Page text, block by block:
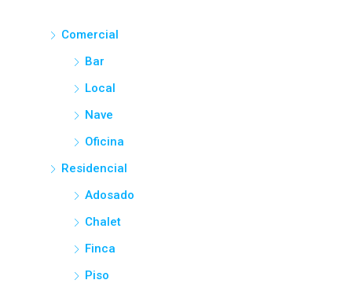
Comercial
Bar
Local
Nave
Oficina
Residencial
Adosado
Chalet
Finca
Piso